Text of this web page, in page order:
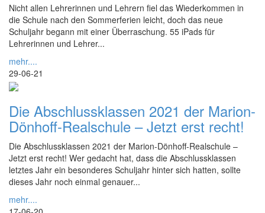
Nicht allen Lehrerinnen und Lehrern fiel das Wiederkommen in
die Schule nach den Sommerferien leicht, doch das neue
Schuljahr begann mit einer Überraschung. 55 iPads für
Lehrerinnen und Lehrer...
mehr....
29-06-21
Die Abschlussklassen 2021 der Marion-
Dönhoff-Realschule – Jetzt erst recht!
Die Abschlussklassen 2021 der Marion-Dönhoff-Realschule –
Jetzt erst recht! Wer gedacht hat, dass die Abschlussklassen
letztes Jahr ein besonderes Schuljahr hinter sich hatten, sollte
dieses Jahr noch einmal genauer...
mehr....